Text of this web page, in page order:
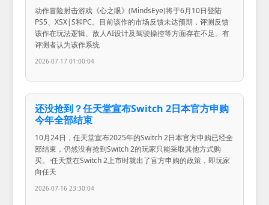
动作冒险射击游戏《心之眼》(MindsEye)将于6月10日登陆
PS5、XSX|S和PC。目前该作的市场反馈未达预期，评测反馈
该作在玩法逻辑、敌人AI设计及驾驶操控等方面存在不足。有
评测者认为该作系统
2026-07-17 01:00:04
还没抢到？任天堂宣布Switch 2日本官方申购
今年全部结束
10月24日，任天堂宣布2025年的Switch 2日本官方申购已经全
部结束，仍然没有抢到Switch 2的玩家只能采取其他方式购
买。·任天堂在Switch 2上市时就出了官方申购的政策，即玩家
向任天
2026-07-16 23:30:04